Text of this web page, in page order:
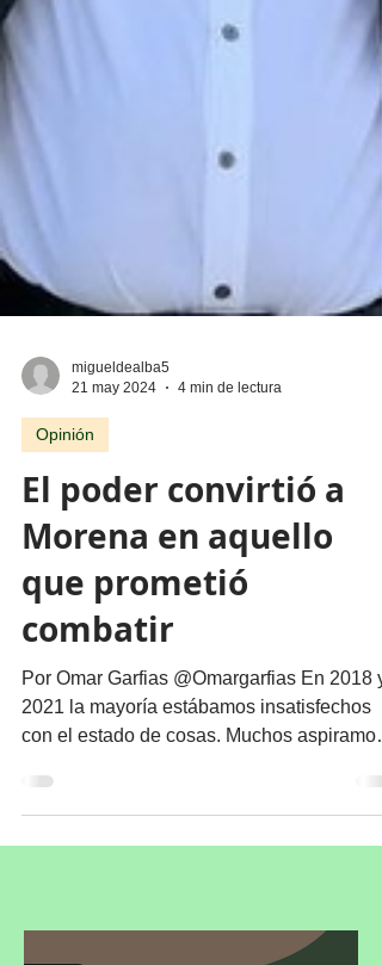
21 may 2024
Opinión
El poder convirtió a
Morena en aquello
que prometió
combatir
Por Omar Garfias @Omargarfias En 2018 y
2021 la mayoría estábamos insatisfechos
con el estado de cosas. Muchos aspiramos